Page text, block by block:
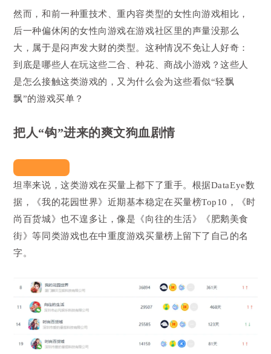
然而，和前一种重技术、重内容类型的女性向游戏相比，
后一种偏休闲的女性向游戏在游戏社区里的声量没那么
大，属于是闷声发大财的类型。这种情况不免让人好奇：
到底是哪些人在玩这些二合、种花、商战小游戏？这些人
是怎么接触这类游戏的，又为什么会为这些看似“轻飘
飘”的游戏买单？
把人“钩”进来的爽文狗血剧情
坦率来说，这类游戏在买量上都下了重手。根据DataEye数
据，《我的花园世界》近期基本稳定在买量榜Top10，《时
尚百货城》也不遑多让，像是《向往的生活》《肥鹅美食
街》等同类游戏也在中重度游戏买量榜上留下了自己的名
字。